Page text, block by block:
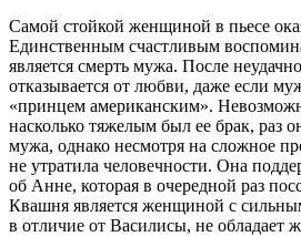
Самой стойкой женщиной в пьесе
Единственным счастливым
является смерть мужа. После
отказывается от любви, даже если
«принцем американским».
насколько тяжелым был ее брак, раз
мужа, однако несмотря на сложное
не утратила человечности. Она
об Анне, которая в очередной раз
Квашня является женщиной с
в отличие от Василисы, не обладает